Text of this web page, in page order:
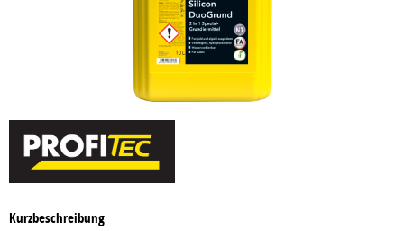
Kurzbeschreibung